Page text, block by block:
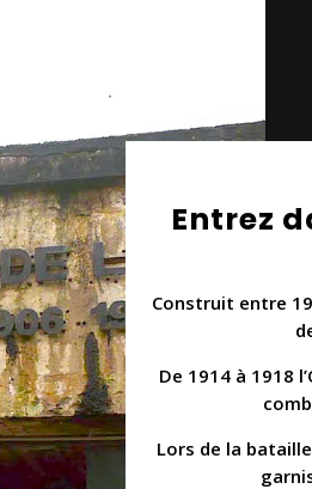
Entrez
Construit entre
De 1914 à 1918
Lors de la